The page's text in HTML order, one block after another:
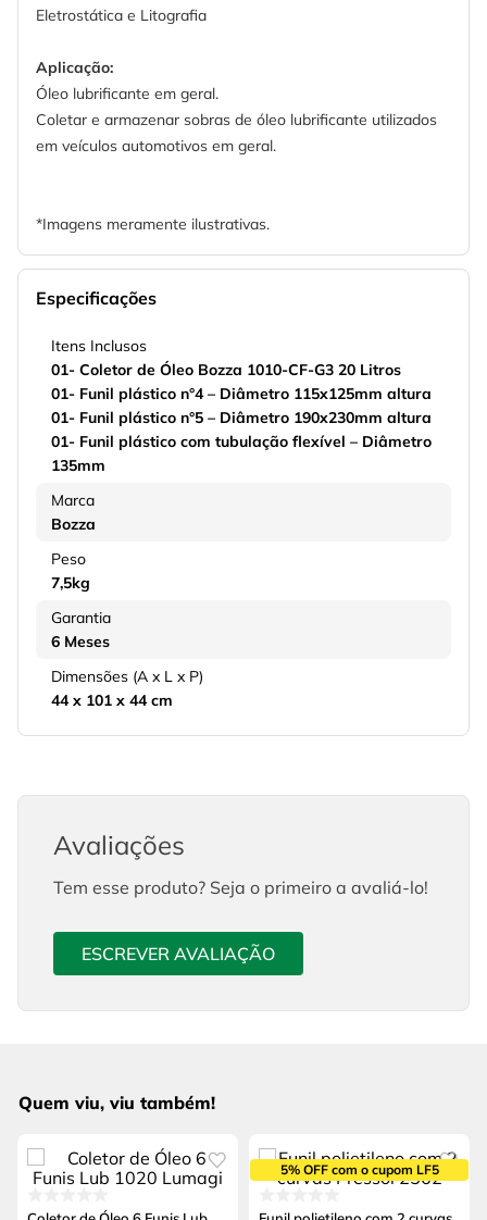
Eletrostática e Litografia
Aplicação:
Óleo lubrificante em geral.
Coletar e armazenar sobras de óleo lubrificante utilizados
em veículos automotivos em geral.
*Imagens meramente ilustrativas.
Especificações
Itens Inclusos
01- Coletor de Óleo Bozza 1010-CF-G3 20 Litros
01- Funil plástico n°4 – Diâmetro 115x125mm altura
01- Funil plástico n°5 – Diâmetro 190x230mm altura
01- Funil plástico com tubulação flexível – Diâmetro
135mm
Marca
Bozza
Peso
7,5kg
Garantia
6 Meses
Dimensões (A x L x P)
44 x 101 x 44 cm
Avaliações
Tem esse produto? Seja o primeiro a avaliá-lo!
ESCREVER AVALIAÇÃO
Quem viu, viu também!
5% OFF com o cupom LF5